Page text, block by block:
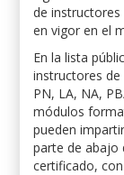
de
en vigor en el
En la lista
instructores de
PN, LA, NA,
módulos
pueden
parte de abajo
certificado,